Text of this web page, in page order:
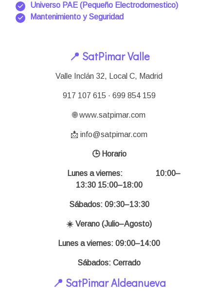
Universo PAE (Pequeño Electrodomestico)
Mantenimiento y Seguridad
📍 SatPimar Valle
Valle Inclán 32, Local C, Madrid
917 107 615 · 699 854 159
🌐 www.satpimar.com
📩 info@satpimar.com
🕒 Horario
Lunes a viernes:
10:00–
13:30 15:00–18:00
Sábados: 09:30–13:30
☀️ Verano (Julio–Agosto)
Lunes a viernes: 09:00–14:00
Sábados: Cerrado
📍 SatPimar Aldeanueva